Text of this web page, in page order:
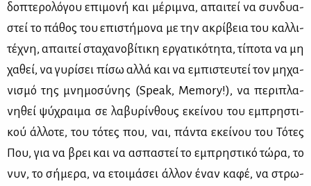
δο­πτε­ρο­λό­γου επι­μο­νή και μέ­ρι­μνα, απαι­τεί να συν­δυα­
στεί το πά­θος του επι­στή­μο­να με την ακρί­βεια του καλ­λι­
τέ­χνη, απαι­τεί στα­χα­νο­βί­τι­κη ερ­γα­τι­κό­τη­τα, τί­πο­τα να μη
χα­θεί, να γυ­ρί­σει πί­σω αλ­λά και να εμπι­στευ­τεί τον μη­χα­
νι­σμό της μνη­μο­σύ­νης (Speak, Memory!), να πε­ρι­πλα­
νη­θεί ψύ­χραι­μα σε λα­βυ­ρίν­θους εκεί­νου του εμπρη­στι­
κού άλ­λο­τε, του τό­τες που, ναι, πά­ντα εκεί­νου του Τό­τες
Που, για να βρει και να ασπα­στεί το εμπρη­στι­κό τώ­ρα, το
νυν, το σή­με­ρα, να ετοι­μά­σει άλ­λον έναν κα­φέ, να στρω­